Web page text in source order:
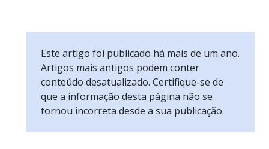
Este artigo foi publicado há mais de um ano.
Artigos mais antigos podem conter
conteúdo desatualizado. Certifique-se de
que a informação desta página não se
tornou incorreta desde a sua publicação.